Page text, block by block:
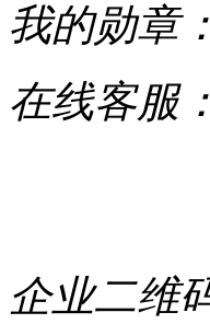
我的勋章：
在线客服：
企业二维